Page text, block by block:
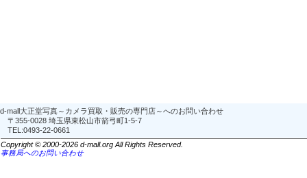
d-mall大正堂写真～カメラ買取・販売の専門店～へのお問い合わせ
〒355-0028 埼玉県東松山市箭弓町1-5-7
TEL:0493-22-0661
Copyright © 2000-2026 d-mall.org All Rights Reserved.
事務局へのお問い合わせ